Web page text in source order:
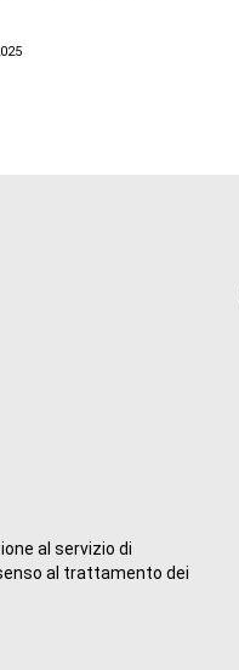
al servizio di
al trattamento dei